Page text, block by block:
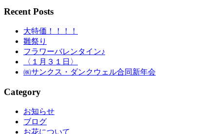
Recent Posts
大特価！！！！
雛祭り
フラワーバレンタイン♪
〈１月３１日〉
㈱サンクス・ダンクウェル合同新年会
Category
お知らせ
ブログ
お花について